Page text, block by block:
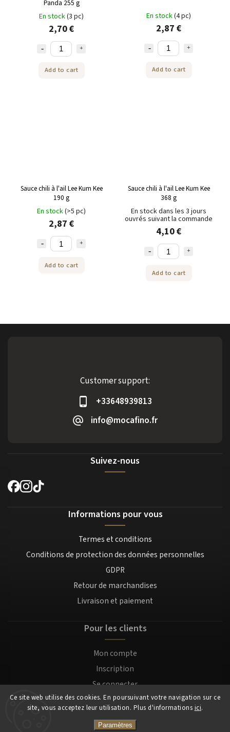
Ce site web utilise des cookies. En poursuivant votre navigation sur ce
site, vous acceptez leur utilisation. Plus d'informations ici.
Paramètres
Panda 255 g
En stock(3 pc)
2,70 €
Add to cart
En stock(4 pc)
2,87 €
Add to cart
Sauce chili à l'ail Lee Kum Kee
190 g
En stock(>5 pc)
2,87 €
Add to cart
Sauce chili à l'ail Lee Kum Kee
368 g
En stock dans les 3 jours
ouvrés suivant la commande
4,10 €
Add to cart
Customer support:
+33648939813
info@mocafino.fr
Suivez-nous
Informations pour vous
Termes et conditions
Conditions de protection des données personnelles
GDPR
Retour de marchandises
Livraison et paiement
Pour les clients
Mon compte
Inscription
Se connecter
Copyright 2026Mocafino.fr